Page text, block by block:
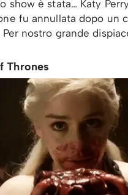
show è stata… Katy
fu annullata dopo un
nostro grande
Thrones